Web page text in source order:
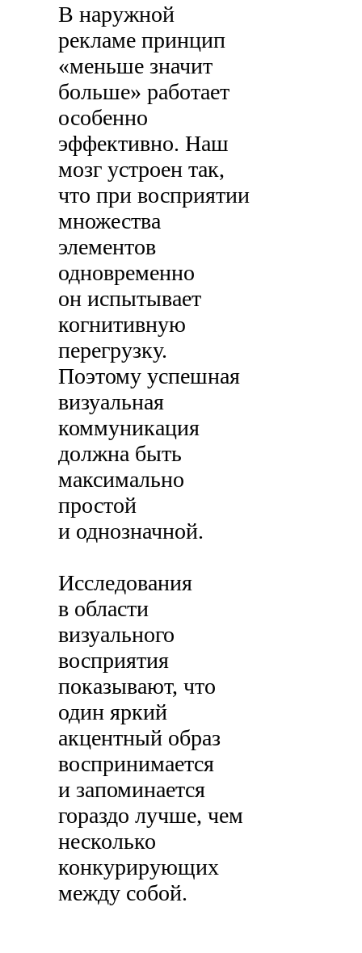
В наружной
рекламе принцип
«меньше значит
больше» работает
особенно
эффективно. Наш
мозг устроен так,
что при восприятии
множества
элементов
одновременно
он испытывает
когнитивную
перегрузку.
Поэтому успешная
визуальная
коммуникация
должна быть
максимально
простой
и однозначной.
Исследования
в области
визуального
восприятия
показывают, что
один яркий
акцентный образ
воспринимается
и запоминается
гораздо лучше, чем
несколько
конкурирующих
между собой.